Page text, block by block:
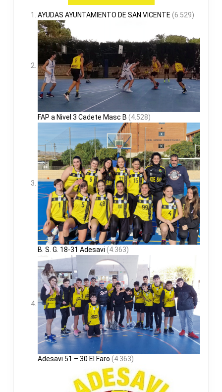
AYUDAS AYUNTAMIENTO DE SAN VICENTE (6.529)
FAP a Nivel 3 Cadete Masc B (4.528)
B. S. G. 18-31 Adesavi (4.363)
Adesavi 51 – 30 El Faro (4.363)